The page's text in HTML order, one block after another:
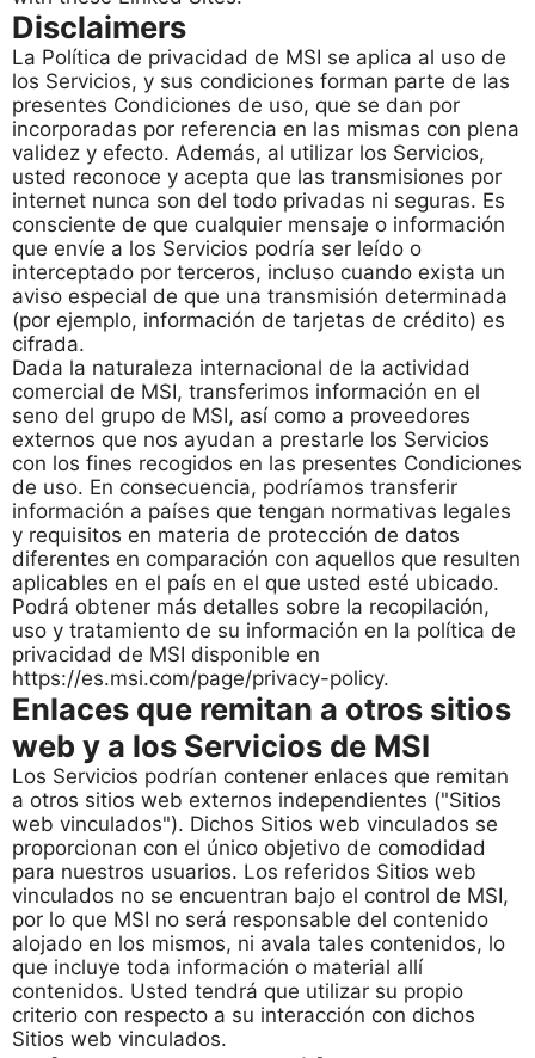
Disclaimers
La Política de privacidad de MSI se aplica al uso de
los Servicios, y sus condiciones forman parte de las
presentes Condiciones de uso, que se dan por
incorporadas por referencia en las mismas con plena
validez y efecto. Además, al utilizar los Servicios,
usted reconoce y acepta que las transmisiones por
internet nunca son del todo privadas ni seguras. Es
consciente de que cualquier mensaje o información
que envíe a los Servicios podría ser leído o
interceptado por terceros, incluso cuando exista un
aviso especial de que una transmisión determinada
(por ejemplo, información de tarjetas de crédito) es
cifrada.
Dada la naturaleza internacional de la actividad
comercial de MSI, transferimos información en el
seno del grupo de MSI, así como a proveedores
externos que nos ayudan a prestarle los Servicios
con los fines recogidos en las presentes Condiciones
de uso. En consecuencia, podríamos transferir
información a países que tengan normativas legales
y requisitos en materia de protección de datos
diferentes en comparación con aquellos que resulten
aplicables en el país en el que usted esté ubicado.
Podrá obtener más detalles sobre la recopilación,
uso y tratamiento de su información en la política de
privacidad de MSI disponible en
https://es.msi.com/page/privacy-policy.
Enlaces que remitan a otros sitios
web y a los Servicios de MSI
Los Servicios podrían contener enlaces que remitan
a otros sitios web externos independientes ("Sitios
web vinculados"). Dichos Sitios web vinculados se
proporcionan con el único objetivo de comodidad
para nuestros usuarios. Los referidos Sitios web
vinculados no se encuentran bajo el control de MSI,
por lo que MSI no será responsable del contenido
alojado en los mismos, ni avala tales contenidos, lo
que incluye toda información o material allí
contenidos. Usted tendrá que utilizar su propio
criterio con respecto a su interacción con dichos
Sitios web vinculados.